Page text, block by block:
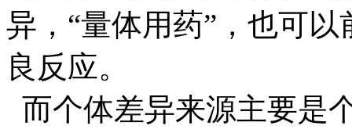
异，“量体用药”，也可
良反应。
而个体差异来源主要是